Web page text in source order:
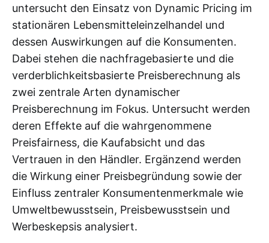
untersucht den Einsatz von Dynamic Pricing im
stationären Lebensmitteleinzelhandel und
dessen Auswirkungen auf die Konsumenten.
Dabei stehen die nachfragebasierte und die
verderblichkeitsbasierte Preisberechnung als
zwei zentrale Arten dynamischer
Preisberechnung im Fokus. Untersucht werden
deren Effekte auf die wahrgenommene
Preisfairness, die Kaufabsicht und das
Vertrauen in den Händler. Ergänzend werden
die Wirkung einer Preisbegründung sowie der
Einfluss zentraler Konsumentenmerkmale wie
Umweltbewusstsein, Preisbewusstsein und
Werbeskepsis analysiert.